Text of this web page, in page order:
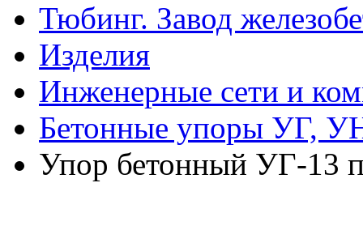
Тюбинг. Завод
Изделия
Инженерные сети и
Бетонные упоры УГ,
Упор бетонный УГ-13